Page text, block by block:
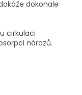
dokonale
cirkulaci
nárazů.